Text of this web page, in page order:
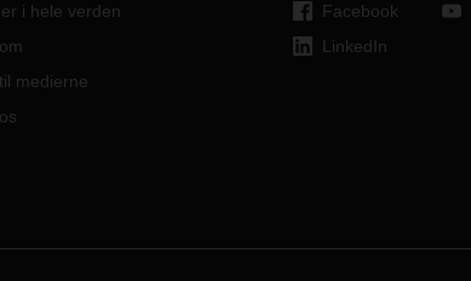
i hele verden
medierne
Facebook
LinkedIn